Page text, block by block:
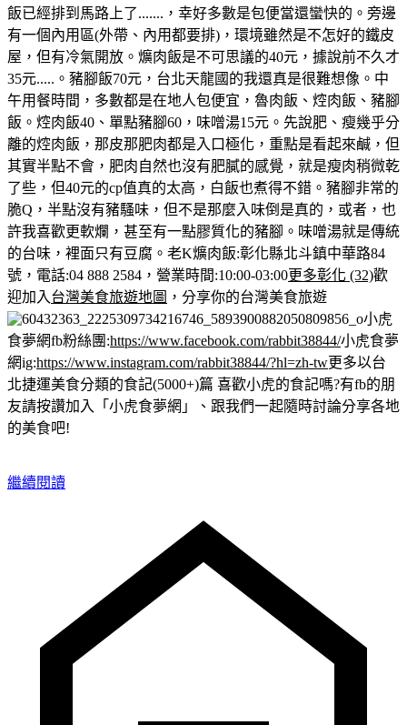
飯已經排到馬路上了.......，幸好多數是包便當還蠻快的。 旁邊
有一個內用區(外帶、內用都要排)，環境雖然是不怎好的鐵皮
屋，但有冷氣開放。 爌肉飯是不可思議的40元，據說前不久才
35元.....。豬腳飯70元，台北天龍國的我還真是很難想像。 中
午用餐時間，多數都是在地人包便宜，魯肉飯、焢肉飯、豬腳
飯。 焢肉飯40、單點豬腳60，味噌湯15元。 先說肥、瘦幾乎分
離的焢肉飯，那皮那肥肉都是入口極化，重點是看起來鹹，但
其實半點不會，肥肉自然也沒有肥膩的感覺，就是瘦肉稍微乾
了些，但40元的cp值真的太高，白飯也煮得不錯。 豬腳非常的
脆Q，半點沒有豬騷味，但不是那麼入味倒是真的，或者，也
許我喜歡更軟爛，甚至有一點膠質化的豬腳。味噌湯就是傳統
的台味，裡面只有豆腐。 老K爌肉飯:彰化縣北斗鎮中華路84
號，電話:04 888 2584，營業時間:10:00-03:00更多彰化 (32)歡
迎加入 台灣美食旅遊地圖 ，分享你的台灣美食旅遊
小虎
食夢網fb粉絲團:https://www.facebook.com/rabbit38844/小虎食夢
網ig:https://www.instagram.com/rabbit38844/?hl=zh-tw更多以台
北捷運美食分類的食記(5000+)篇 喜歡小虎的食記嗎?有fb的朋
友請按讚加入「小虎食夢網」、跟我們一起隨時討論分享各地
的美食吧!
繼續閱讀